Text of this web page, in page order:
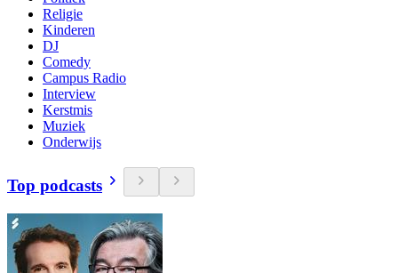
Religie
Kinderen
DJ
Comedy
Campus Radio
Interview
Kerstmis
Muziek
Onderwijs
Top podcasts